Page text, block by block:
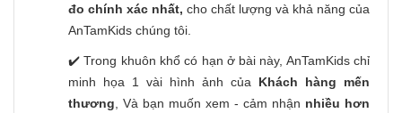
đo chính xác nhất, cho chất lượng và khả năng của
AnTamKids chúng tôi.
✔️ Trong khuôn khổ có hạn ở bài này, AnTamKids chỉ
minh họa 1 vài hình ảnh của Khách hàng mến
thương, Và bạn muốn xem - cảm nhận nhiều hơn